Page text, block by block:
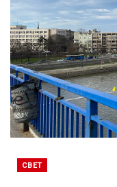
СВЕТ